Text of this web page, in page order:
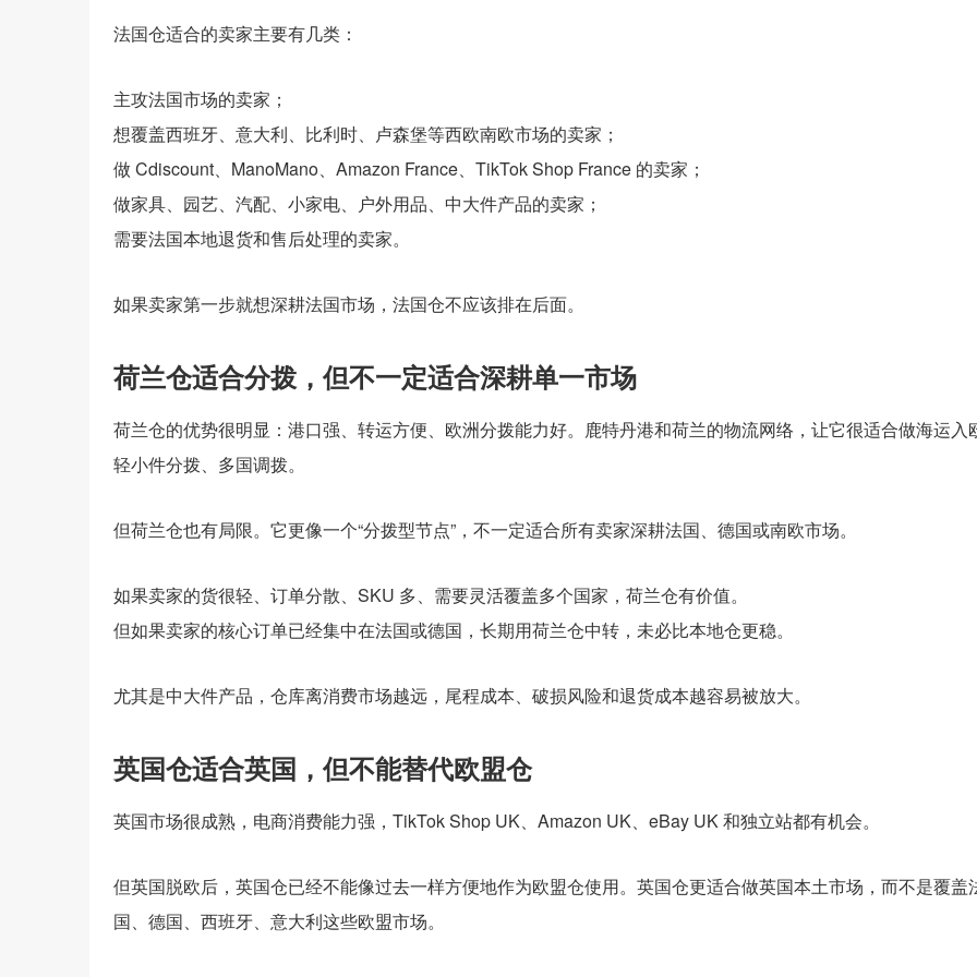
法国仓适合的卖家主要有几类：
主攻法国市场的卖家；
想覆盖西班牙、意大利、比利时、卢森堡等西欧南欧市场的卖家；
做 Cdiscount、ManoMano、Amazon France、TikTok Shop France 的卖家；
做家具、园艺、汽配、小家电、户外用品、中大件产品的卖家；
需要法国本地退货和售后处理的卖家。
如果卖家第一步就想深耕法国市场，法国仓不应该排在后面。
荷兰仓适合分拨，但不一定适合深耕单一市场
荷兰仓的优势很明显：港口强、转运方便、欧洲分拨能力好。鹿特丹港和荷兰的物流网络，让它很适合做海运入
轻小件分拨、多国调拨。
但荷兰仓也有局限。它更像一个“分拨型节点”，不一定适合所有卖家深耕法国、德国或南欧市场。
如果卖家的货很轻、订单分散、SKU 多、需要灵活覆盖多个国家，荷兰仓有价值。
但如果卖家的核心订单已经集中在法国或德国，长期用荷兰仓中转，未必比本地仓更稳。
尤其是中大件产品，仓库离消费市场越远，尾程成本、破损风险和退货成本越容易被放大。
英国仓适合英国，但不能替代欧盟仓
英国市场很成熟，电商消费能力强，TikTok Shop UK、Amazon UK、eBay UK 和独立站都有机会。
但英国脱欧后，英国仓已经不能像过去一样方便地作为欧盟仓使用。英国仓更适合做英国本土市场，而不是覆盖
国、德国、西班牙、意大利这些欧盟市场。